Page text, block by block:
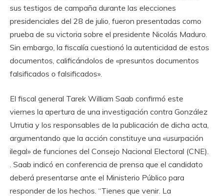
sus testigos de campaña durante las elecciones
presidenciales del 28 de julio, fueron presentadas como
prueba de su victoria sobre el presidente Nicolás Maduro.
Sin embargo, la fiscalía cuestionó la autenticidad de estos
documentos, calificándolos de «presuntos documentos
falsificados o falsificados».
El fiscal general Tarek William Saab confirmó este
viernes la apertura de una investigación contra González
Urrutia y los responsables de la publicación de dicha acta,
argumentando que la acción constituye una «usurpación
ilegal» de funciones del Consejo Nacional Electoral (CNE).
. Saab indicó en conferencia de prensa que el candidato
deberá presentarse ante el Ministerio Público para
responder de los hechos. “Tienes que venir. La